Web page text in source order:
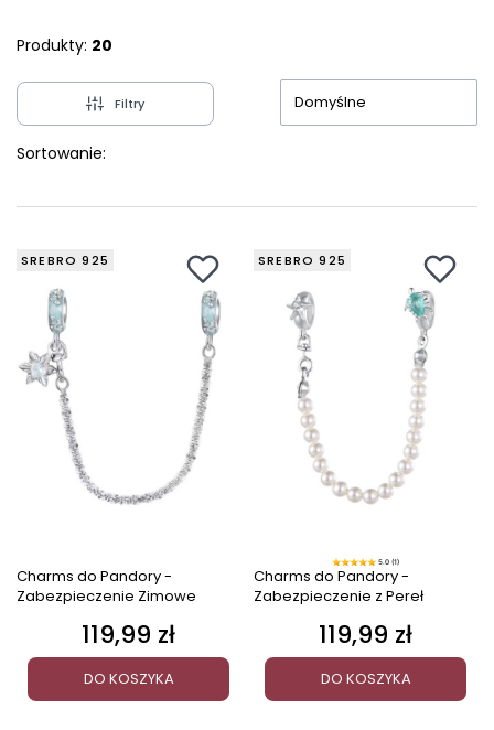
Produkty: 20
Filtry
Sortowanie:
Domyślne
SREBRO 925
Charms do Pandory -
Zabezpieczenie Zimowe
Cena
119,99 zł
DO KOSZYKA
SREBRO 925
5.0 (1)
Charms do Pandory -
Zabezpieczenie z Pereł
Cena
119,99 zł
DO KOSZYKA